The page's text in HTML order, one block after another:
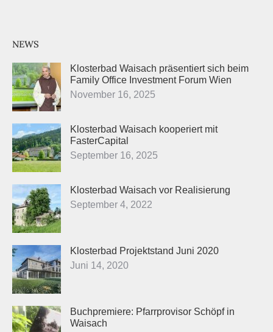
NEWS
Klosterbad Waisach präsentiert sich beim
Family Office Investment Forum Wien
November 16, 2025
Klosterbad Waisach kooperiert mit
FasterCapital
September 16, 2025
Klosterbad Waisach vor Realisierung
September 4, 2022
Klosterbad Projektstand Juni 2020
Juni 14, 2020
Buchpremiere: Pfarrprovisor Schöpf in
Waisach